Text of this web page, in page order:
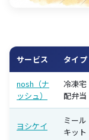
サービス タイプ
nosh（ナ
ッシュ）
冷凍宅
配弁当
ヨシケイ
ミール
キット